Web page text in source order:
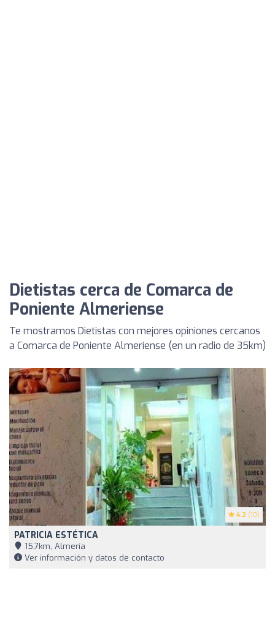
Dietistas cerca de Comarca de
Poniente Almeriense
Te mostramos Dietistas con mejores opiniones cercanos
a Comarca de Poniente Almeriense (en un radio de 35km)
4.2 (10)
PATRICIA ESTÉTICA
15,7km, Almería
Ver información y datos de contacto